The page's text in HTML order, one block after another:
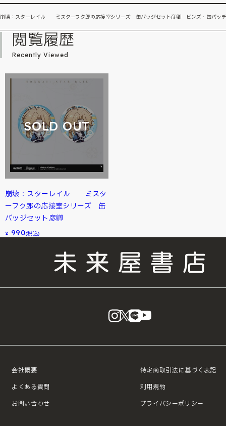
崩壊：スターレイル ミスターフク郎の応接室シリーズ 缶バッジセット彦卿 ピンズ・缶バッチ
閲覧履歴
Recently Viewed
SOLD OUT
崩壊：スターレイル ミスタ
ーフク郎の応接室シリーズ 缶
バッジセット彦卿
¥ 990(税込)
instagram
X LINE
会社概要
よくある質問
お問い合わせ
特定商取引法に基づく表記
利用規約
プライバシーポリシー